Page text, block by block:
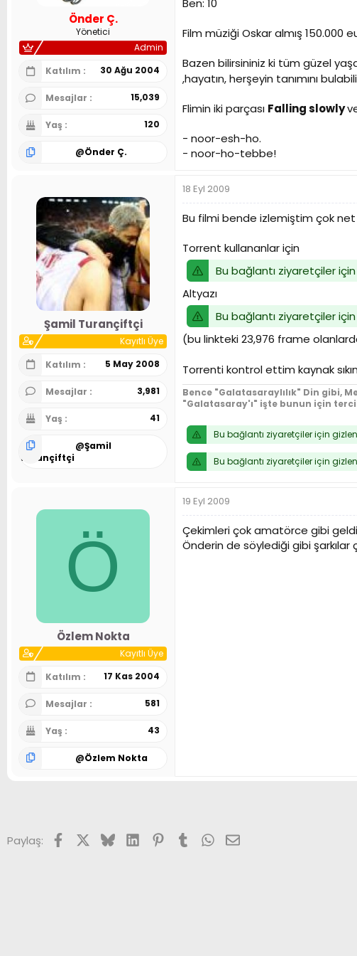
i
Önder Ç.
Yönetici
Admin
Katılım
30 Ağu 2004
Mesajlar 15,039
Yaş 120
@Önder Ç.
Ben: 10
Film müziği Oskar almış 150.000
Bazen bilirsininiz ki tüm güzel
,hayatın, herşeyin tanımını
Flimin iki parçası Falling slowly
- noor-esh-ho.
- noor-ho-tebbe!
Şamil Turançiftçi
Kayıtlı Üye
Katılım
5 May 2008
Mesajlar 3,981
Yaş 41
@Şamil
Turançiftçi
18 Eyl 2009
Bu filmi bende izlemiştim çok
Torrent kullananlar için
Bu bağlantı ziyaretçiler
Altyazı
Bu bağlantı ziyaretçiler
(bu linkteki 23,976 frame
Torrenti kontrol ettim kaynak
Bence "Galatasaraylılık" Din gibi,
"Galatasaray'ı" işte bunun için
Bu bağlantı ziyaretçiler için
Bu bağlantı ziyaretçiler için
Ö
Özlem Nokta
Kayıtlı Üye
Katılım
17 Kas 2004
Mesajlar 581
Yaş 43
@Özlem Nokta
19 Eyl 2009
Çekimleri çok amatörce gibi
Önderin de söylediği gibi şarkılar
Paylaş: FacebookX (Twitter)
BlueskyLinkedInPinterest
Tumblr WhatsApp
E-posta